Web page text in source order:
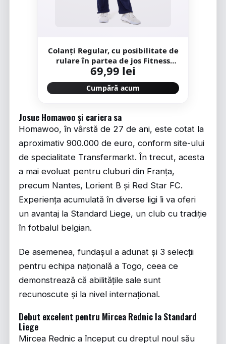
Colanţi Regular, cu posibilitate de
rulare în partea de jos Fitness
Damă
69,99 lei
Cumpără acum
Josue Homawoo și cariera sa
Homawoo, în vârstă de 27 de ani, este cotat la
aproximativ 900.000 de euro, conform site-ului
de specialitate Transfermarkt. În trecut, acesta
a mai evoluat pentru cluburi din Franța,
precum Nantes, Lorient B și Red Star FC.
Experiența acumulată în diverse ligi îi va oferi
un avantaj la Standard Liege, un club cu tradiție
în fotbalul belgian.
De asemenea, fundașul a adunat și 3 selecții
pentru echipa națională a Togo, ceea ce
demonstrează că abilitățile sale sunt
recunoscute și la nivel internațional.
Debut excelent pentru Mircea Rednic la Standard
Liege
Mircea Rednic a început cu dreptul noul său